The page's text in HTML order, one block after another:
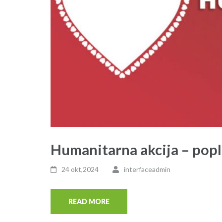
Humanitarna akcija –
24 okt,2024 interfaceadmin
READ MORE